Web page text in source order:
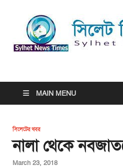
সিলেট নিউজ
News Times
MAIN MENU
সিলেটের খবর
নালা থেকে
March 23, 2018